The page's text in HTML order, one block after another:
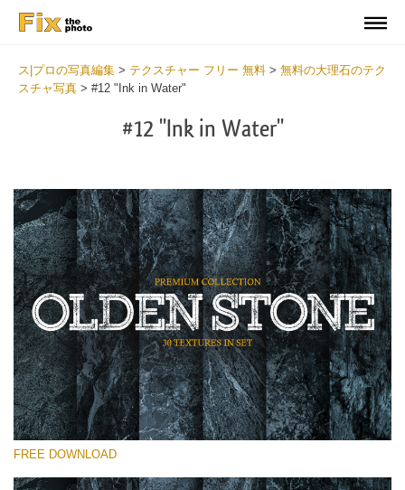
ス|プロの写真編集 > テクスチャー フリー 無料 > 無料の大理石のテク
スチャ写真 > #12 "Ink in Water"
#12 "Ink in Water"
選んでください
FREE DOWNLOAD